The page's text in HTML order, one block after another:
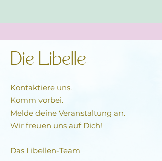
Die Libelle
Kontaktiere uns.
Komm vorbei.
Melde deine Veranstaltung an.
Wir freuen uns auf Dich!
Das Libellen-Team​